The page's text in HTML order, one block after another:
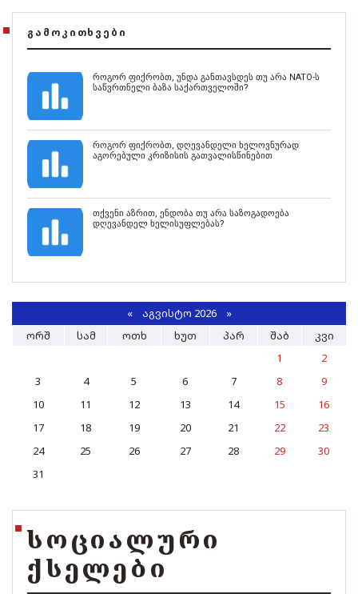
ᲒᲐᲛᲝᲙᲘᲗᲮᲕᲔᲑᲘ
როგორ ფიქრობთ, უნდა განთავსდეს თუ არა NATO-ს
საწვრთნელი ბაზა საქართველოში?
როგორ ფიქრობთ, დღევანდელი ხელოვნურად
აგორებული კრიზისის გათვალისწინებით
თქვენი აზრით, ენდობა თუ არა საზოგადოება
დღევანდელ ხელისუფლებას?
«ᲐᲒᲕᲘᲡᲢᲝ 2026 »
ᲝᲠᲨ
ᲡᲐᲛ ᲝᲗᲮ ᲮᲣᲗ ᲞᲐᲠ ᲨᲐᲑ
ᲙᲕᲘ
1
2
3
4 5 6 7 8
9
10
11 12 13 14 15
16
17
18 19 20 21 22
23
24
25 26 27 28 29
30
31
ᲡᲝᲪᲘᲐᲚᲣᲠᲘ
ᲥᲡᲔᲚᲔᲑᲘ